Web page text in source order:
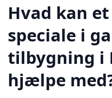
Hvad kan
speciale i
tilbygning i
hjælpe